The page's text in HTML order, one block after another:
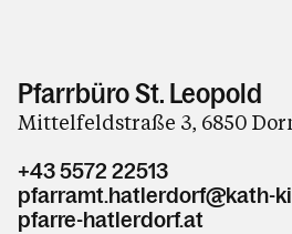
Pfarrbüro St. Leopold
Mittelfeldstraße 3, 6850
+43 5572 22513
pfarramt.hatlerdorf@kath-
pfarre-hatlerdorf.at